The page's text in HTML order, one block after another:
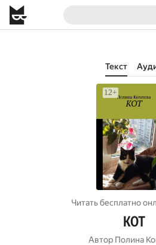
Текст
Читать бесплатно
КОТ
Автор Полина